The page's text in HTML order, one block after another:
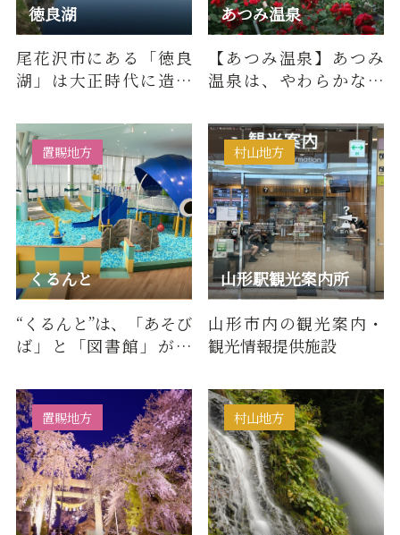
徳良湖
尾花沢市にある「徳良
湖」は大正時代に造ら
湖で、有名な花笠踊り
はこの工…
あつみ温泉
【あつみ温泉】あつみ
温泉は、やわらかな湯
風情ある温泉地。良質
の温泉と…
くるんと
置賜地方
“くるんと”は、「あそび
ば」と「図書館」が一
井市役所の隣…
山形駅観光案内所
村山地方
山形市内の観光案内・
観光情報提供施設
置賜地方 村山地方